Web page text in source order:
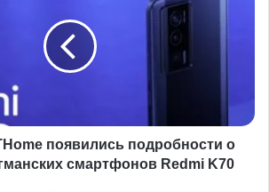
появились подробности о
смартфонов Redmi K70